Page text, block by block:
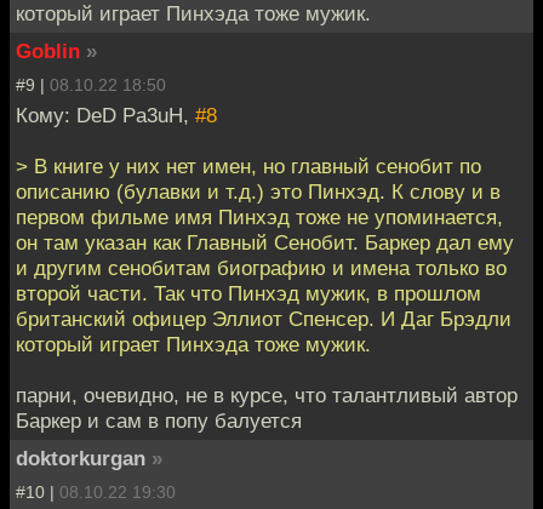
который играет Пинхэда тоже мужик.
Goblin »
#9 | 08.10.22 18:50
Кому: DeD Pa3uH, #8
> В книге у них нет имен, но главный сенобит по
описанию (булавки и т.д.) это Пинхэд. К слову и в
первом фильме имя Пинхэд тоже не упоминается,
он там указан как Главный Сенобит. Баркер дал ему
и другим сенобитам биографию и имена только во
второй части. Так что Пинхэд мужик, в прошлом
британский офицер Эллиот Спенсер. И Даг Брэдли
который играет Пинхэда тоже мужик.
парни, очевидно, не в курсе, что талантливый автор
Баркер и сам в попу балуется
doktorkurgan »
#10 | 08.10.22 19:30